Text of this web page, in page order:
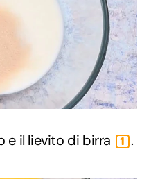
e il lievito di birra 1 .